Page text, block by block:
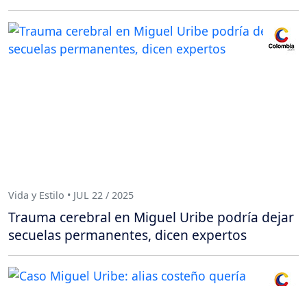
Vida y Estilo • JUL 22 / 2025
Trauma cerebral en Miguel Uribe podría dejar
secuelas permanentes, dicen expertos